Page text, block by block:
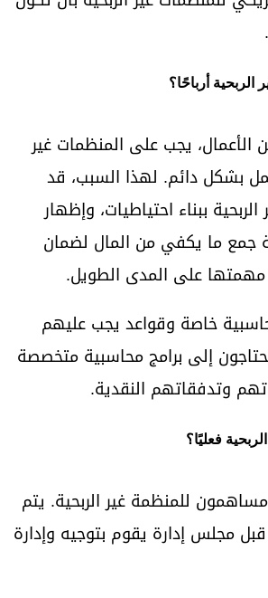
أرباحًا؟
يجب على المنظمات غير
بشكل دائم. لهذا السبب، قد
ببناء احتياطيات، وإظهار
جمع ما يكفي من المال لضمان
على المدى الطويل.
خاصة وقواعد يجب عليهم
يحتاجون إلى برامج محاسبية متخصصة
وتدفقاتهم النقدية.
فعليًا؟
للمنظمة غير الربحية. يتم
مجلس إدارة يقوم بتوجيه وإدارة